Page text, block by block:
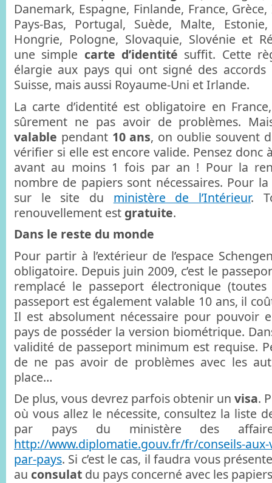
Danemark, Espagne, Finlande, France,
Pays-Bas, Portugal, Suède, Malte,
Hongrie, Pologne, Slovaquie, Slovénie et
une simple carte d’identité suffit. Cette
élargie aux pays qui ont signé des accords
Suisse, mais aussi Royaume-Uni et Irlande.
La carte d’identité est obligatoire en
sûrement ne pas avoir de problèmes.
valable pendant 10 ans, on oublie souvent
vérifier si elle est encore valide. Pensez donc
avant au moins 1 fois par an ! Pour la
nombre de papiers sont nécessaires. Pour
sur le site du ministère de l’Intérieur.
renouvellement est gratuite.
Dans le reste du monde
Pour partir à l’extérieur de l’espace
obligatoire. Depuis juin 2009, c’est le
remplacé le passeport électronique
passeport est également valable 10 ans, il
Il est absolument nécessaire pour pouvoir
pays de posséder la version biométrique.
validité de passeport minimum est requise.
de ne pas avoir de problèmes avec les
place…
De plus, vous devrez parfois obtenir unvisa.
où vous allez le nécessite, consultez la liste
par pays du ministère des
http://www.diplomatie.gouv.fr/fr/conseils-aux-
par-pays. Si c’est le cas, il faudra vous
au consulat du pays concerné avec les